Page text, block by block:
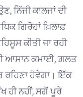
ਨਿੱਜੀ ਕਾਲਜਾਂ ਦੀ
ਗਿਰੋਹਾਂ ਖ਼ਿਲਾਫ਼
ਕੀਤੀ ਜਾ ਰਹੀ
ਆਸਾਨ ਕਮਾਈ, ਗ਼ਲਤ
ਰਹਿਣਾ ਹੋਵੇਗਾ। ਇੱਕ
ਹੀ ਨਹੀਂ, ਸਗੋਂ ਪੂਰੇ